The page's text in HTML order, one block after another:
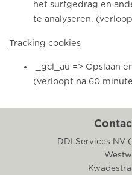
het surfgedrag en
te analyseren.
Tracking cookies
_gcl_au => Opslaan
(verloopt na 60
DDI Services NV